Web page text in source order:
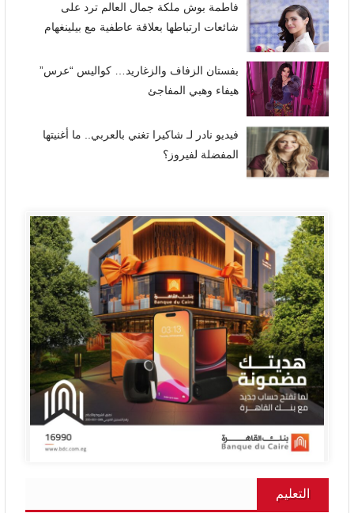
فاطمة بوش ملكة جمال العالم ترد على
شائعات ارتباطها بعلاقة عاطفية مع بيلينغهام
بفستان الزفاف والزغاريد… كواليس “عرس”
هيفاء وهبي المفاجئ
فيديو نادر لـ شاكيرا تغني بالعربي.. ما أغنيتها
المفضلة لفيروز؟
التعليم